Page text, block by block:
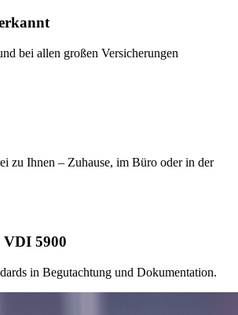
bei allen großen Versicherungen
zu Ihnen – Zuhause, im Büro oder in der
5900
in Begutachtung und Dokumentation.